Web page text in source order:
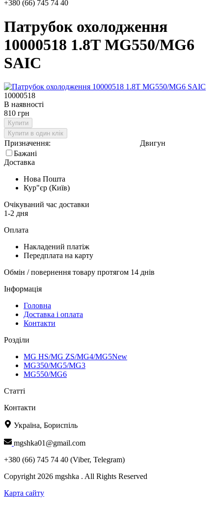
+380 (66) 745 74 40
Патрубок охолодження
‎10000518 1.8Т MG550/MG6
SAIC
‎10000518
В наявності
810 грн
Купити
Купити в один клік
Призначення:
Двигун
Бажані
Доставка
Нова Пошта
Кур"єр (Київ)
Очікуваний час доставки
1-2 дня
Оплата
Накладений платіж
Передплата на карту
Обмін / повернення товару протягом 14 днів
Інформація
Головна
Доставка і оплата
Контакти
Розділи
MG HS/MG ZS/MG4/MG5New
MG350/MG5/MG3
MG550/MG6
Статті
Контакти
Україна, Бориспіль
mgshka01@gmail.com
+380 (66) 745 74 40 (Viber, Telegram)
Copyright 2026 mgshka . All Rights Reserved
Карта сайту